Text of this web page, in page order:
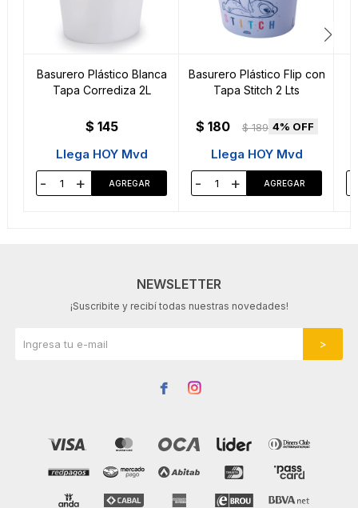
Basurero Plástico Blanca
Tapa Corrediza 2L
$ 145
Llega HOY Mvd
- +
Basurero Plástico Flip con
Tapa Stitch 2 Lts
$ 180 $ 189 4
Llega HOY Mvd
- +
NEWSLETTER
¡Suscribite y recibí todas nuestras novedades!
 